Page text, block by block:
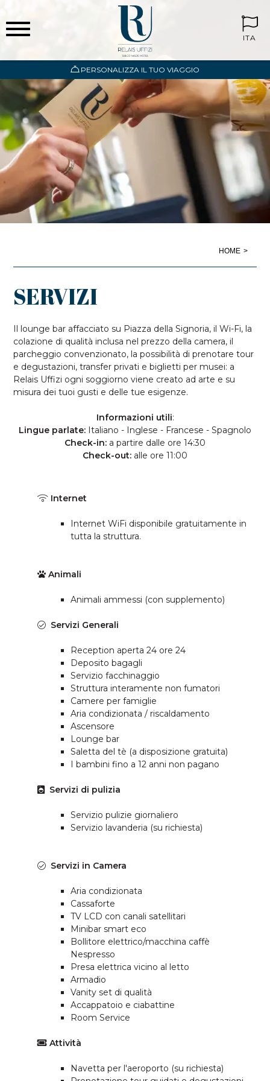
ITA
PERSONALIZZA IL TUO VIAGGIO
HOME
SERVIZI
Il lounge bar affacciato su Piazza della Signoria, il Wi-Fi, la
colazione di qualità inclusa nel prezzo della camera, il
parcheggio convenzionato, la possibilità di prenotare tour
e degustazioni, transfer privati e biglietti per musei: a
Relais Uffizi ogni soggiorno viene creato ad arte e su
misura dei tuoi gusti e delle tue esigenze.
Informazioni utili:
Lingue parlate: Italiano - Inglese - Francese - Spagnolo
Check-in: a partire dalle ore 14:30
Check-out: alle ore 11:00
Internet
Internet WiFi disponibile gratuitamente in
tutta la struttura.
Animali
Animali ammessi (con supplemento)
Servizi Generali
Reception aperta 24 ore 24
Deposito bagagli
Servizio facchinaggio
Struttura interamente non fumatori
Camere per famiglie
Aria condizionata / riscaldamento
Ascensore
Lounge bar
Saletta del tè (a disposizione gratuita)
I bambini fino a 12 anni non pagano
Servizi di pulizia
Servizio pulizie giornaliero
Servizio lavanderia (su richiesta)
Servizi in Camera
Aria condizionata
Cassaforte
TV LCD con canali satellitari
Minibar smart eco
Bollitore elettrico/macchina caffè
Nespresso
Presa elettrica vicino al letto
Armadio
Vanity set di qualità
Accappatoio e ciabattine
Room Service
Attività
Navetta per l'aeroporto (su richiesta)